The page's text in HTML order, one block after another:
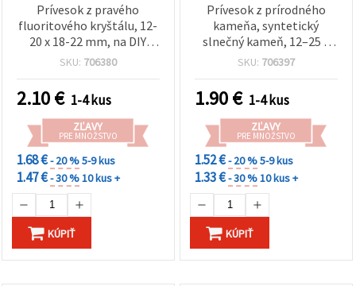
Prívesok z pravého
fluoritového kryštálu, 12-
20 x 18-22 mm, na DIY
náhrdelníky a tvorbu
SKU: 706380
2.10€ 1-4 kus
ZĽAVY
PRE MNOŽSTVO
1.68 €- 20 %5-9 kus
1.47 €- 30 %10 kus +
KÚPIŤ
Prívesok z prírodného
kameňa, syntetický
slnečný kameň, 12–25 x
18–34 mm, komponent
doplnok v zlatej farbe
SKU: 706397
1.90€ 1-4 kus
ZĽAVY
PRE MNOŽSTVO
1.52 €- 20 %5-9 kus
1.33 €- 30 %10 kus +
KÚPIŤ